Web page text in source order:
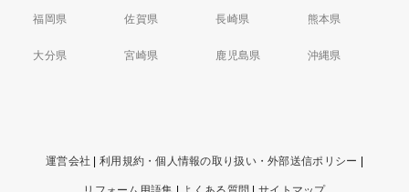
福岡県 佐賀県 長崎県 熊本県
大分県 宮崎県 鹿児島県 沖縄県
運営会社 利用規約・個人情報の取り扱い・外部送信ポリシー